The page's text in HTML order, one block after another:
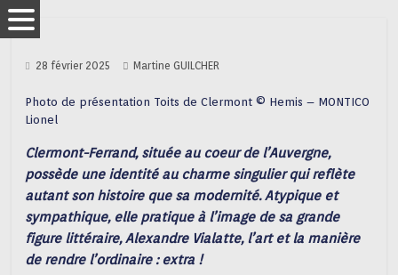
28 février 2025 Martine GUILCHER
Photo de présentation Toits de Clermont © Hemis – MONTICO
Lionel
Clermont-Ferrand, située au coeur de l’Auvergne,
possède une identité au charme singulier qui reflète
autant son histoire que sa modernité. Atypique et
sympathique, elle pratique à l’image de sa grande
figure littéraire, Alexandre Vialatte, l’art et la manière
de rendre l’ordinaire : extra !